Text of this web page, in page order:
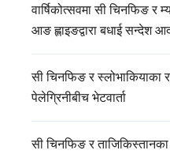
वार्षिकोत्सवमा सी चिनफिङ र
आङ ह्लाइङद्वारा बधाई सन्देश
सी चिनफिङ र स्लोभाकियाका
पेलेग्रिनीबीच भेटवार्ता
सी चिनफिङ र ताजिकिस्तानका